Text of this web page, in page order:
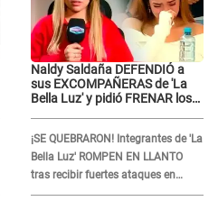
Naldy Saldaña DEFENDIÓ a
sus EXCOMPAÑERAS de 'La
Bella Luz' y pidió FRENAR los
¡SE QUEBRARON! Integrantes de 'La
Bella Luz' ROMPEN EN LLANTO
tras recibir fuertes ataques en
redes por DENUNCIA de acoso